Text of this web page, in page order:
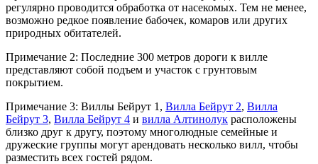
регулярно проводится обработка от насекомых. Тем не менее,
возможно редкое появление бабочек, комаров или других
природных обитателей.
Примечание 2: Последние 300 метров дороги к вилле
представляют собой подъем и участок с грунтовым
покрытием.
Примечание 3: Виллы Бейрут 1, Вилла Бейрут 2, Вилла
Бейрут 3, Вилла Бейрут 4 и вилла Алтинолук расположены
близко друг к другу, поэтому многолюдные семейные и
дружеские группы могут арендовать несколько вилл, чтобы
разместить всех гостей рядом.